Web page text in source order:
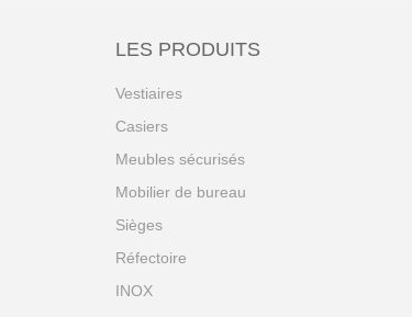
LES PRODUITS
Vestiaires
Casiers
Meubles sécurisés
Mobilier de bureau
Sièges
Réfectoire
INOX